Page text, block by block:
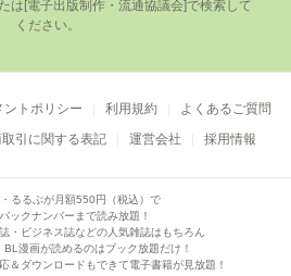
ください。
ントポリシー 利用規約
よくあるご質問
引に関する表記 運営会社 採用情報
るるぶが月額550円（税込）で
ックナンバーまで読み放題！
・ビジネス誌などの人気雑誌はもちろん
漫画が読めるのはブック放題だけ！
＆ダウンロードもできて電子書籍が見放題！